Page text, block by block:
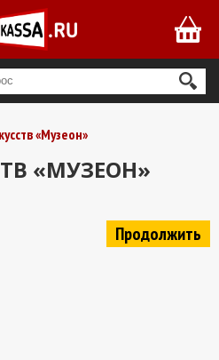
«Музеон»
«МУЗЕОН»
Продолжить